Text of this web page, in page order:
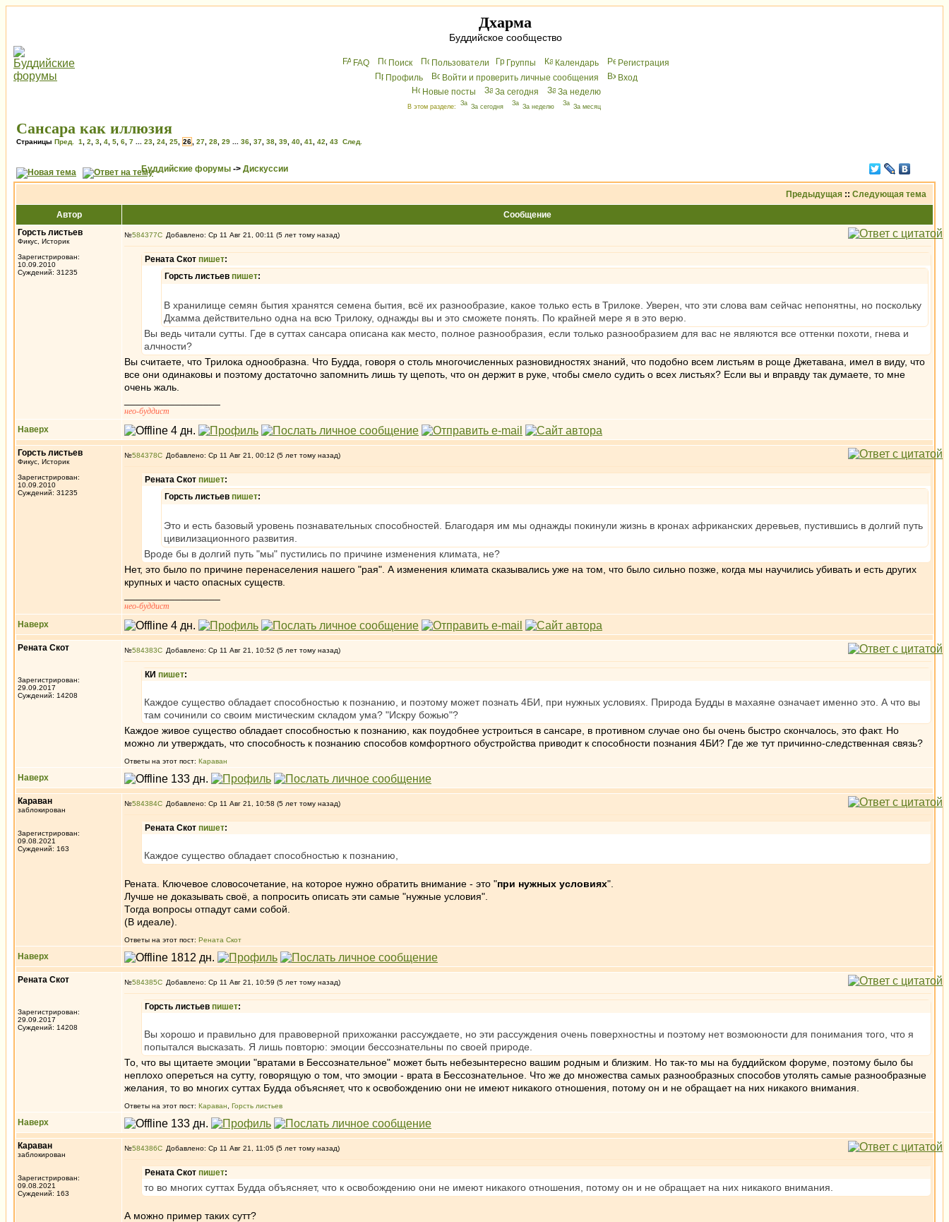
Дхарма
Буддийское сообщество
FAQ Поиск Пользователи Группы Календарь
Peгиcтрaция
Профиль
Войти и проверить личные сообщения
Вхoд
Новые посты
За сегодня За неделю
В этом разделе: За сегодня За неделю За месяц
Сансара как иллюзия
Страницы Пред. 1 2 3 4 5 6 7 23 24 25 26 27 28 29 36 37 38 39 40 41 42 43 След.
Буддийские форумы -> Дискуссии
Предыдущая :: Следующая тема
Автор
Сообщение
Горсть листьев
Фикус, Историк
Зарегистрирован:
10.09.2010
Суждений: 31235
№584377 Добавлено: Ср 11 Авг 21, 00:11 (5 лет тому назад)
Рената Скот пишет:
Горсть листьев пишет:
В хранилище семян бытия хранятся семена бытия, всё их разнообразие, какое только есть в Трилоке. Уверен, что эти слова вам сейчас непонятны, но поскольку
Дхамма действительно одна на всю Трилоку, однажды вы и это сможете понять. По крайней мере я в это верю.
Вы ведь читали сутты. Где в суттах сансара описана как место, полное разнообразия, если только разнообразием для вас не являются все оттенки похоти, гнева и
алчности?
Вы считаете, что Трилока однообразна. Что Будда, говоря о столь многочисленных разновидностях знаний, что подобно всем листьям в роще Джетавана, имел в виду, что
все они одинаковы и поэтому достаточно запомнить лишь ту щепоть, что он держит в руке, чтобы смело судить о всех листьях? Если вы и вправду так думаете, то мне
очень жаль.
нео-буддист
Наверх
Горсть листьев
Фикус, Историк
Зарегистрирован:
10.09.2010
Суждений: 31235
№584378 Добавлено: Ср 11 Авг 21, 00:12 (5 лет тому назад)
Рената Скот пишет:
Горсть листьев пишет:
Это и есть базовый уровень познавательных способностей. Благодаря им мы однажды покинули жизнь в кронах африканских деревьев, пустившись в долгий путь
цивилизационного развития.
Вроде бы в долгий путь "мы" пустились по причине изменения климата, не?
Нет, это было по причине перенаселения нашего "рая". А изменения климата сказывались уже на том, что было сильно позже, когда мы научились убивать и есть других
крупных и часто опасных существ.
нео-буддист
Наверх
Рената Скот
Зарегистрирован:
29.09.2017
Суждений: 14208
№584383 Добавлено: Ср 11 Авг 21, 10:52 (5 лет тому назад)
КИ пишет:
Каждое существо обладает способностью к познанию, и поэтому может познать 4БИ, при нужных условиях. Природа Будды в махаяне означает именно это. А что вы
там сочинили со своим мистическим складом ума? "Искру божью"?
Каждое живое существо обладает способностью к познанию, как поудобнее устроиться в сансаре, в противном случае оно бы очень быстро скончалось, это факт. Но
можно ли утверждать, что способность к познанию способов комфортного обустройства приводит к способности познания 4БИ? Где же тут причинно-следственная связь?
Ответы на этот пост: Караван
Наверх
Караван
заблокирован
Зарегистрирован:
09.08.2021
Суждений: 163
№584384 Добавлено: Ср 11 Авг 21, 10:58 (5 лет тому назад)
Рената Скот пишет:
Каждое существо обладает способностью к познанию,
Рената. Ключевое словосочетание, на которое нужно обратить внимание - это "при нужных условиях".
Лучше не доказывать своё, а попросить описать эти самые "нужные условия".
Тогда вопросы отпадут сами собой.
(В идеале).
Ответы на этот пост: Рената Скот
Наверх
Рената Скот
Зарегистрирован:
29.09.2017
Суждений: 14208
№584385 Добавлено: Ср 11 Авг 21, 10:59 (5 лет тому назад)
Горсть листьев пишет:
Вы хорошо и правильно для правоверной прихожанки рассуждаете, но эти рассуждения очень поверхностны и поэтому нет возмоюности для понимания того, что я
попытался высказать. Я лишь повторю: эмоции бессознательны по своей природе.
То, что вы щитаете эмоции "вратами в Бессознательное" может быть небезынтересно вашим родным и близким. Но так-то мы на буддийском форуме, поэтому было бы
неплохо опереться на сутту, говорящую о том, что эмоции - врата в Бессознательное. Что же до множества самых разнообразных способов утолять самые разнообразные
желания, то во многих суттах Будда объясняет, что к освобождению они не имеют никакого отношения, потому он и не обращает на них никакого внимания.
Ответы на этот пост: Караван Горсть листьев
Наверх
Караван
заблокирован
Зарегистрирован:
09.08.2021
Суждений: 163
№584386 Добавлено: Ср 11 Авг 21, 11:05 (5 лет тому назад)
Рената Скот пишет:
то во многих суттах Будда объясняет, что к освобождению они не имеют никакого отношения, потому он и не обращает на них никакого внимания.
А можно пример таких сутт?